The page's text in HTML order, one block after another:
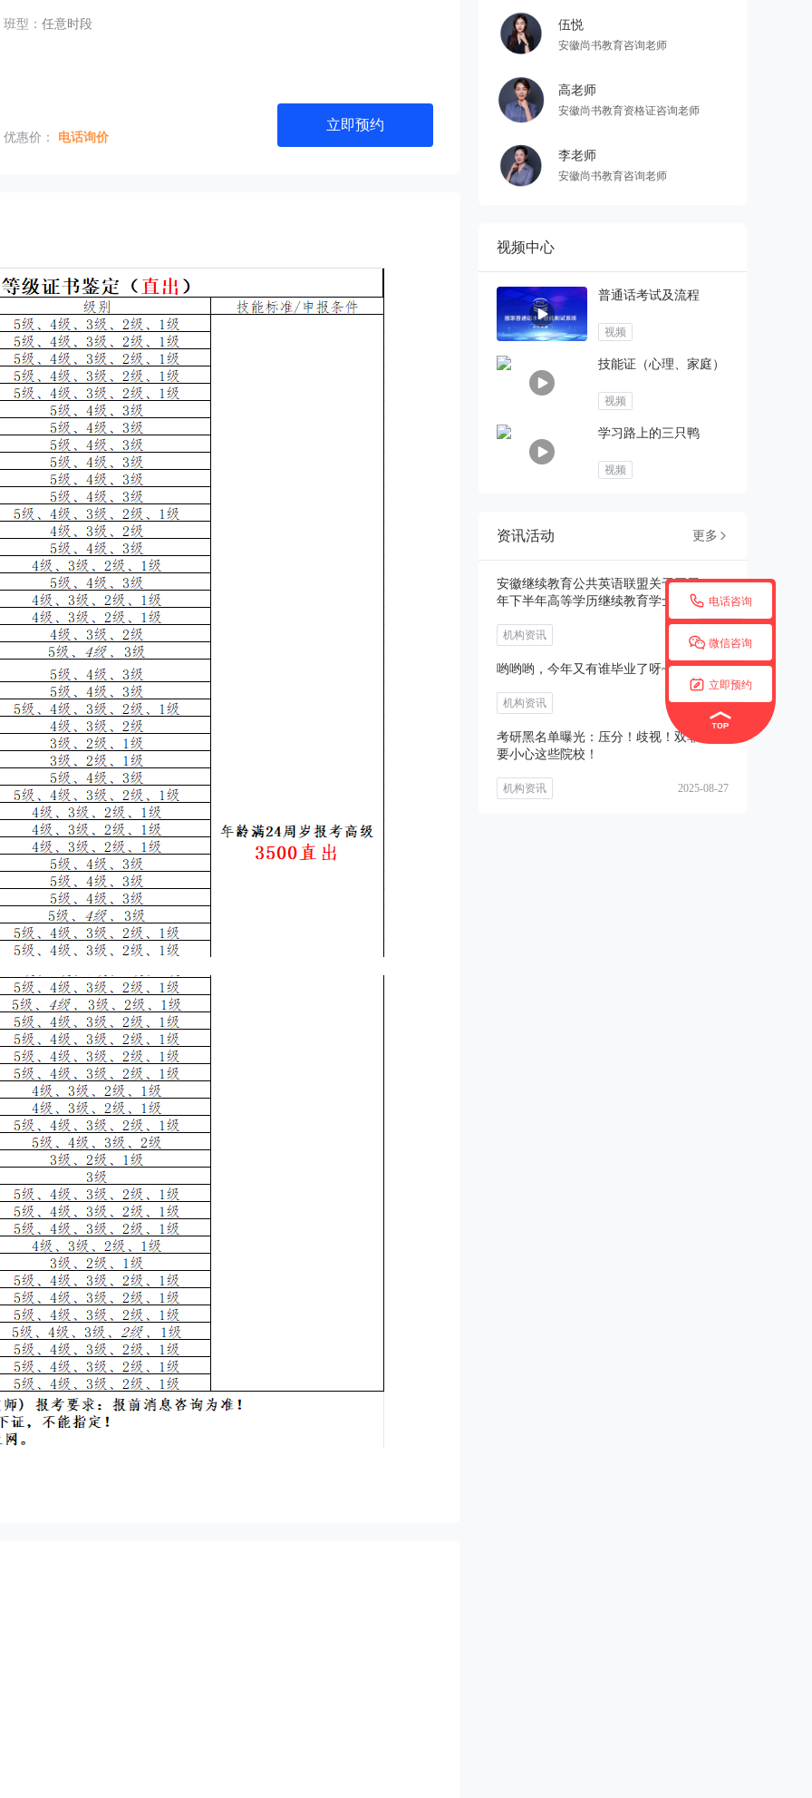
 电话咨询
 微信咨询
 立即预约
班型： 任意时段
优惠价： 电话询价
立即预约
伍悦
安徽尚书教育咨询老师
高老师
安徽尚书教育资格证咨询老师
李老师
安徽尚书教育咨询老师
视频中心
普通话考试及流程
视频
技能证（心理、家庭）
视频
学习路上的三只鸭
视频
资讯活动 更多 
安徽继续教育公共英语联盟关于开展2025
年下半年高等学历继续教育学士学位外语
机构资讯 2025-08-27
哟哟哟，今年又有谁毕业了呀~~
机构资讯 2025-08-27
考研黑名单曝光：压分！歧视！双非考生
要小心这些院校！
机构资讯 2025-08-27